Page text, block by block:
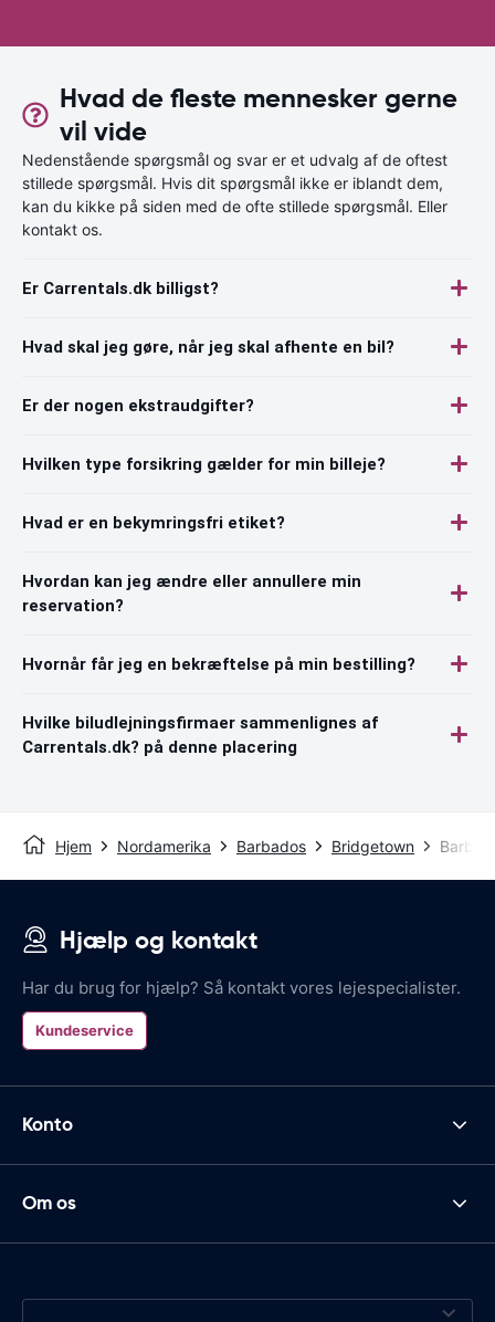
Hvad de fleste mennesker gerne
vil vide
Nedenstående spørgsmål og svar er et udvalg af de oftest
stillede spørgsmål. Hvis dit spørgsmål ikke er iblandt dem,
kan du kikke på siden med de ofte stillede spørgsmål. Eller
kontakt os.
Er Carrentals.dk billigst?
Hvad skal jeg gøre, når jeg skal afhente en bil?
Er der nogen ekstraudgifter?
Hvilken type forsikring gælder for min billeje?
Hvad er en bekymringsfri etiket?
Hvordan kan jeg ændre eller annullere min
reservation?
Hvornår får jeg en bekræftelse på min bestilling?
Hvilke biludlejningsfirmaer sammenlignes af
Carrentals.dk? på denne placering
Hjem Nordamerika Barbados Bridgetown
Hjælp og kontakt
Har du brug for hjælp? Så kontakt vores lejespecialister.
Kundeservice
Konto
Om os